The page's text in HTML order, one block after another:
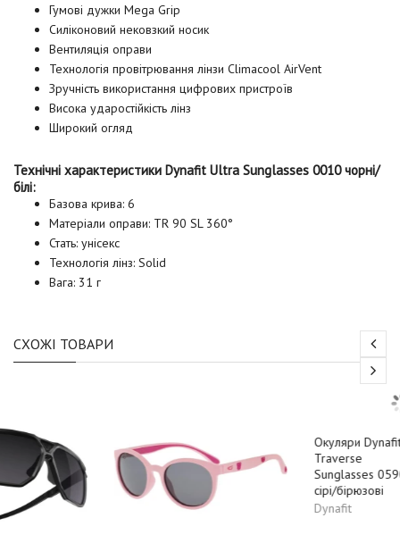
Гумові дужки Mega Grip
Силіконовий нековзкий носик
Вентиляція оправи
Технологія провітрювання лінзи Climacool AirVent
Зручність використання цифрових пристроїв
Висока ударостійкість лінз
Широкий огляд
Технічні характеристики Dynafit Ultra Sunglasses 0010 чорні/
білі:
Базова крива: 6
Матеріали оправи: TR 90 SL 360°
Стать: унісекс
Технологія лінз: Solid
Вага: 31 г
СХОЖІ ТОВАРИ